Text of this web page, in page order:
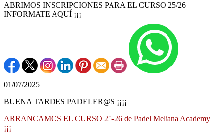
ABRIMOS INSCRIPCIONES PARA EL CURSO 25/26
INFORMATE AQUÍ ¡¡¡
01/07/2025
BUENA TARDES PADELER@S ¡¡¡¡
ARRANCAMOS EL CURSO 25-26 de Padel Meliana Academy
¡¡¡